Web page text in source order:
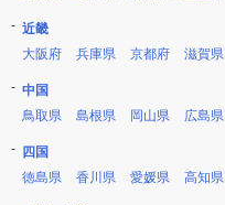
近畿
大阪府
兵庫県 京都府 滋賀県
中国
鳥取県
島根県 岡山県 広島県
四国
徳島県
香川県 愛媛県 高知県